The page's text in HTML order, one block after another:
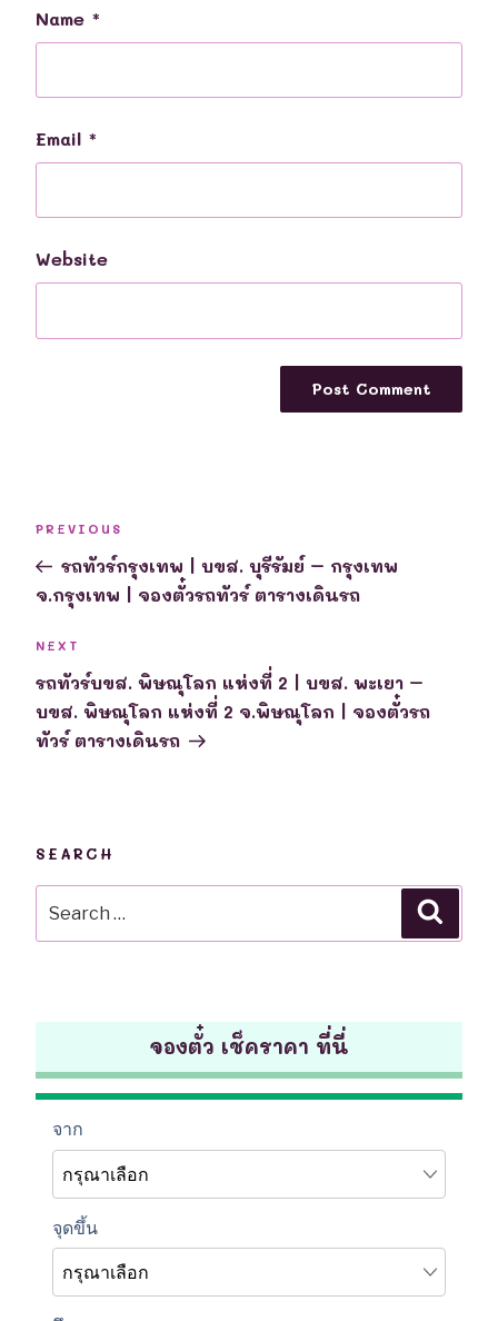
Name *
Email *
Website
Previous
Post
PREVIOUS
รถทัวร์กรุงเทพ | บขส. บุรีรัมย์ – กรุงเทพ
จ.กรุงเทพ | จองตั๋วรถทัวร์ ตารางเดินรถ
Next
Post
NEXT
รถทัวร์บขส. พิษณุโลก แห่งที่ 2 | บขส. พะเยา –
บขส. พิษณุโลก แห่งที่ 2 จ.พิษณุโลก | จองตั๋วรถ
ทัวร์ ตารางเดินรถ
SEARCH
for:
จองตั๋ว เช็คราคา ที่นี่